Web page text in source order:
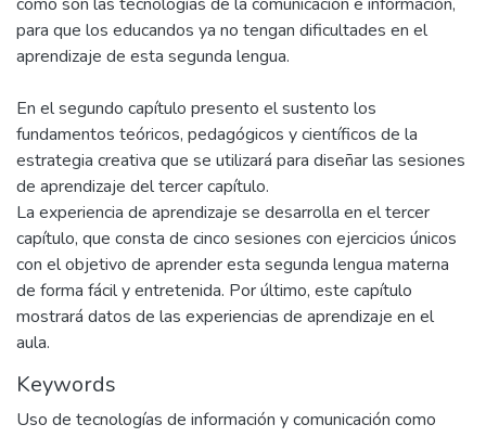
para que los educandos ya no tengan dificultades en el
aprendizaje de esta segunda lengua.
En el segundo capítulo presento el sustento los
fundamentos teóricos, pedagógicos y científicos de la
estrategia creativa que se utilizará para diseñar las sesiones
de aprendizaje del tercer capítulo.
La experiencia de aprendizaje se desarrolla en el tercer
capítulo, que consta de cinco sesiones con ejercicios únicos
con el objetivo de aprender esta segunda lengua materna
de forma fácil y entretenida. Por último, este capítulo
mostrará datos de las experiencias de aprendizaje en el
aula.
Keywords
Uso de tecnologías de información y comunicación como